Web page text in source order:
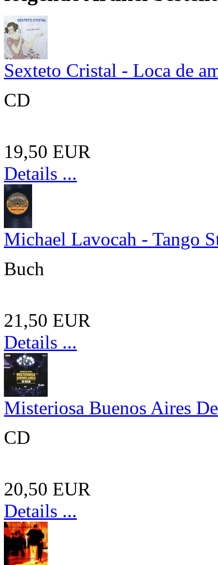
Sexteto Cristal - Loca de
CD
19,50 EUR
Details ...
Michael Lavocah - Tango
Buch
21,50 EUR
Details ...
Misteriosa Buenos Aires
CD
20,50 EUR
Details ...